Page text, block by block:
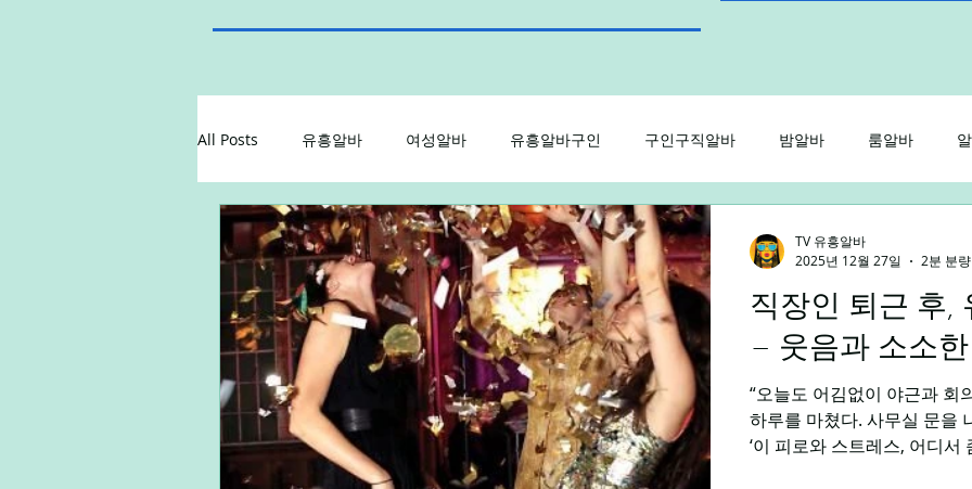
All Posts 유흥알바 여성알바 유흥알바구인 구인구직알바 밤알바 룸알바
꿀알바 업소알바 업소구인 노래방알바 주점알바
알바 단기알바 장기알바 주말알바 야간알바 주간알바 평일알바 학
직장인부업 알바플랫폼 제주알바 광주알바
직장인 퇴근 후,
– 웃음과 소소
“오늘도 어김없이 야근과 회
하루를 마쳤다. 사무실 문을
‘이 피로와 스트레스, 어디서 좀 풀 수 있을까?’ 평소라면 집
TV 유흥알바
2025년 12월 27일
2분 분량